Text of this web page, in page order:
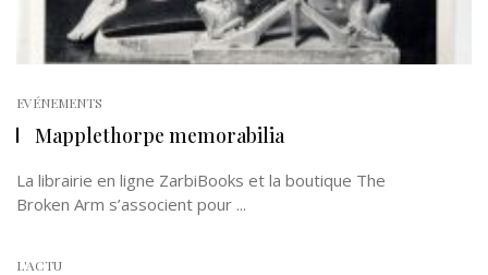
EVÉNEMENTS
Mapplethorpe memorabilia
La librairie en ligne ZarbiBooks et la boutique The
Broken Arm s’associent pour ...
L'ACTU